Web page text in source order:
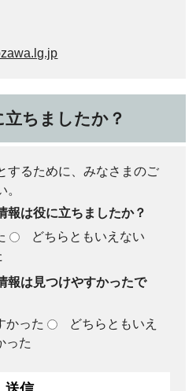
ちましたか？
するために、みなさまのご
報は役に立ちましたか？
どちらともいえない
報は見つけやすかったで
かった
どちらともいえ
った